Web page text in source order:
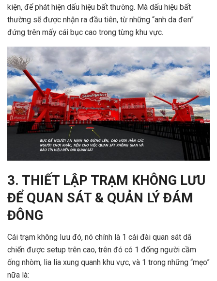
kiện, để phát hiện dấu hiệu bất thường. Mà dấu hiệu bất
thường sẽ được nhận ra đầu tiên, từ những “anh da đen”
đứng trên mấy cái bục cao trong từng khu vực.
3. THIẾT LẬP TRẠM KHÔNG LƯU
ĐỂ QUAN SÁT & QUẢN LÝ ĐÁM
ĐÔNG
Cái trạm không lưu đó, nó chính là 1 cái đài quan sát dã
chiến được setup trên cao, trên đó có 1 đống người cầm
ống nhòm, lia lia xung quanh khu vực, và 1 trong những “mẹo”
nữa là: